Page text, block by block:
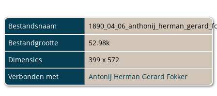
Bestandsnaam
Bestandgrootte
52.98k
Dimensies
399 x 572
Verbonden met
Antonij Herman Gerard Fokker